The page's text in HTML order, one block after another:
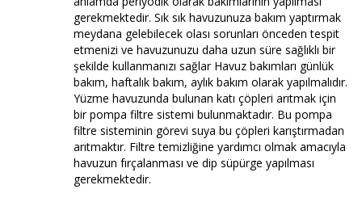
gerekmektedir. Sık sık havuzunuza bakım yaptırmak
meydana gelebilecek olası sorunları önceden tespit
etmenizi ve havuzunuzu daha uzun süre sağlıklı bir
şekilde kullanmanızı sağlar Havuz bakımları günlük
bakım, haftalık bakım, aylık bakım olarak yapılmalıdır.
Yüzme havuzunda bulunan katı çöpleri arıtmak için
bir pompa filtre sistemi bulunmaktadır. Bu pompa
filtre sisteminin görevi suya bu çöpleri karıştırmadan
arıtmaktır. Filtre temizliğine yardımcı olmak amacıyla
havuzun fırçalanması ve dip süpürge yapılması
gerekmektedir.